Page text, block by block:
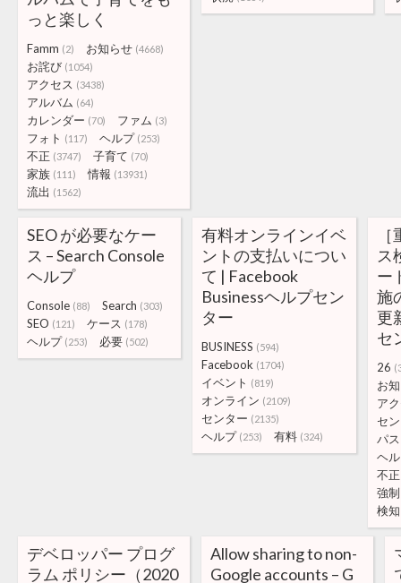
っと楽しく
Famm (2) お知らせ (4668)
お詫び (1054)
アクセス (3438)
アルバム (64)
カレンダー (70) ファム (3)
フォト (117) ヘルプ (253)
不正 (3747) 子育て (70)
家族 (111) 情報 (13931)
流出 (1562)
SEO が必要なケー
ス – Search Console
ヘルプ
Console (88) Search (303)
SEO (121) ケース (178)
ヘルプ (253) 必要 (502)
有料オンラインイベ
ントの支払いについ
て | Facebook
Businessヘルプセン
ター
BUSINESS (594)
Facebook (1704)
イベント (819)
オンライン (2109)
センター (2135)
ヘルプ (253) 有料 (324)
ス
ー
施
更
セ
26
お
ア
セ
パ
ヘ
不正
強制
検知
デベロッパー プログ
ラム ポリシー（2020
Allow sharing to non-
Google accounts – G